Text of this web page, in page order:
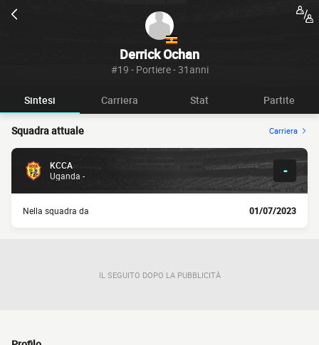
Derrick Ochan
#19 - Portiere - 31anni
Sintesi Carriera Stat Partite
Squadra attuale Carriera
KCCA
Uganda -
-
Nella squadra da 01/07/2023
IL SEGUITO DOPO LA PUBBLICITÀ